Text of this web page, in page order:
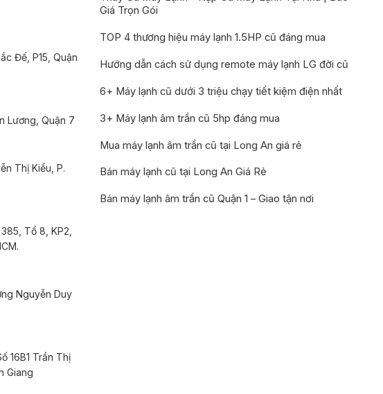
Đế, P15, Quận
Lương, Quận 7
Thị Kiểu, P.
Tổ 8, KP2,
Nguyễn Duy
16B1 Trần Thị
Giang
Giá Trọn Gói
TOP 4 thương hiệu máy lạnh 1.5HP cũ đáng mua
Hướng dẫn cách sử dụng remote máy lạnh LG đời cũ
6+ Máy lạnh cũ dưới 3 triệu chạy tiết kiệm điện nhất
3+ Máy lạnh âm trần cũ 5hp đáng mua
Mua máy lạnh âm trần cũ tại Long An giá rẻ
Bán máy lạnh cũ tại Long An Giá Rẻ
Bán máy lạnh âm trần cũ Quận 1 – Giao tận nơi